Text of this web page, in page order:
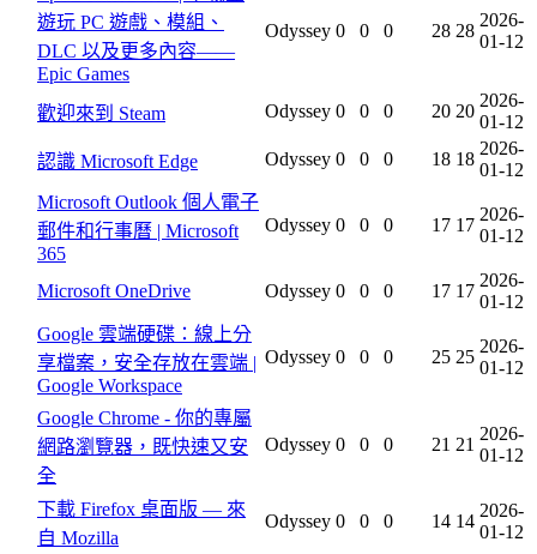
遊玩 PC 遊戲、模組、
DLC 以及更多內容——
Epic Games
Odyssey 0 0 0 28 28
2026-
01-12
歡迎來到 Steam Odyssey 0 0 0 20 20
2026-
01-12
認識 Microsoft Edge
Odyssey 0 0 0 18 18
2026-
01-12
Microsoft Outlook 個人電子
郵件和行事曆 | Microsoft
365
Odyssey 0 0 0 17 17
2026-
01-12
Microsoft OneDrive Odyssey 0 0 0 17 17
2026-
01-12
Google 雲端硬碟：線上分
享檔案，安全存放在雲端 |
Google Workspace
Odyssey 0 0 0 25 25
2026-
01-12
Google Chrome - 你的專屬
網路瀏覽器，既快速又安
全
Odyssey 0 0 0 21 21
2026-
01-12
下載 Firefox 桌面版 — 來
自 Mozilla
Odyssey 0 0 0 14 14
2026-
01-12